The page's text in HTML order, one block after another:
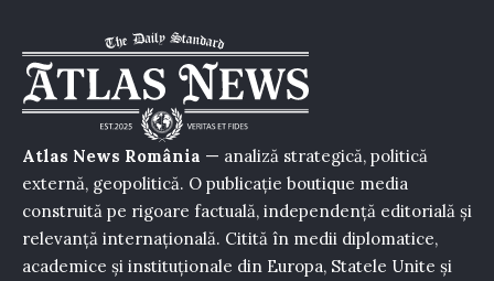
Atlas News România — analiză strategică, politică
externă, geopolitică. O publicație boutique media
construită pe rigoare factuală, independență editorială și
relevanță internațională. Citită în medii diplomatice,
academice și instituționale din Europa, Statele Unite și